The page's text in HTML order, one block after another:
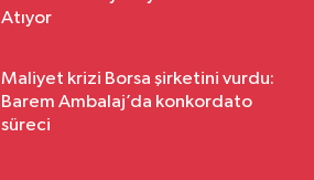
Atıyor
Maliyet krizi Borsa şirketini vurdu:
Barem Ambalaj’da konkordato
süreci